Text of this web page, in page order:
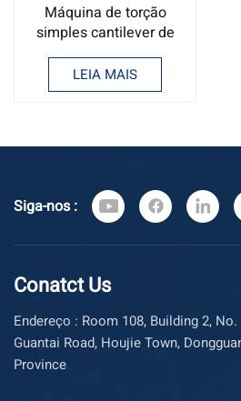
Máquina de torção
simples cantilever de
630-1250 mm/Máquina
de torção de fios e
cabos ODM
LEIA MAIS
Siga-nos :
Conatct Us
Endereço : Room 108, Building 2, No. 763, Houjie Section,
Guantai Road, Houjie Town,
Province